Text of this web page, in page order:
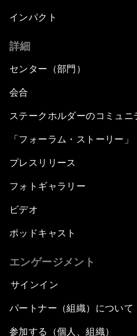
インパクト
詳細
センター（部門）
会合
ステークホルダーのコミュニ
「フォーラム・ストーリー」
プレスリリース
フォトギャラリー
ビデオ
ポッドキャスト
エンゲージメント
サインイン
パートナー（組織）について
参加する（個人、組織）